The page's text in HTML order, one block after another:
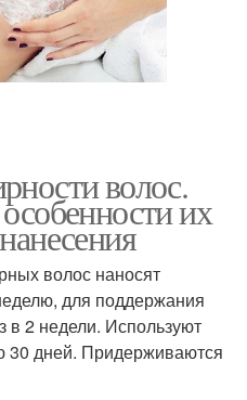
волос.
их
волос наносят
для поддержания
2 недели. Используют
30 дней. Придерживаются